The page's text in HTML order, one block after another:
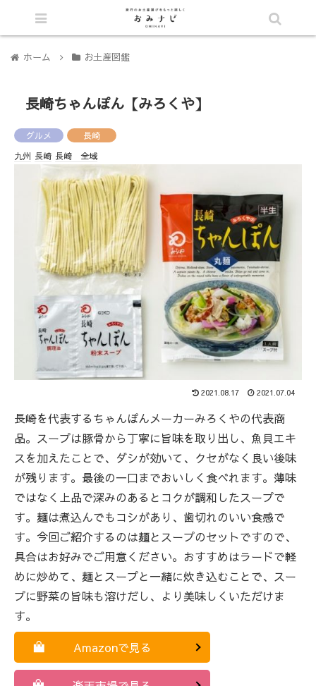
ホーム お土産図鑑
長崎ちゃんぽん【みろくや】
グルメ
長崎
九州 長崎 長崎 全域
2021.08.17 2021.07.04
長崎を代表するちゃんぽんメーカーみろくやの代表商
品。スープは豚骨から丁寧に旨味を取り出し、魚貝エキ
スを加えたことで、ダシが効いて、クセがなく良い後味
が残ります。最後の一口までおいしく食べれます。薄味
ではなく上品で深みのあるとコクが調和したスープで
す。麺は煮込んでもコシがあり、歯切れのいい食感で
す。今回ご紹介するのは麺とスープのセットですので、
具合はお好みでご用意ください。おすすめはラードで軽
めに炒めて、麺とスープと一緒に炊き込むことで、スー
プに野菜の旨味も溶けだし、より美味しくいただけま
す。
Amazonで見る
シェア